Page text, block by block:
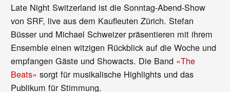
Late Night Switzerland ist die Sonntag-Abend-Show
von SRF, live aus dem Kaufleuten Zürich. Stefan
Büsser und Michael Schweizer präsentieren mit ihrem
Ensemble einen witzigen Rückblick auf die Woche und
empfangen Gäste und Showacts. Die Band «The
Beats» sorgt für musikalische Highlights und das
Publikum für Stimmung.